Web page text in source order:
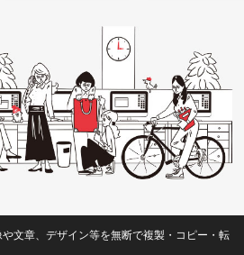
文章、デザイン等を無断で複製・コピー・転